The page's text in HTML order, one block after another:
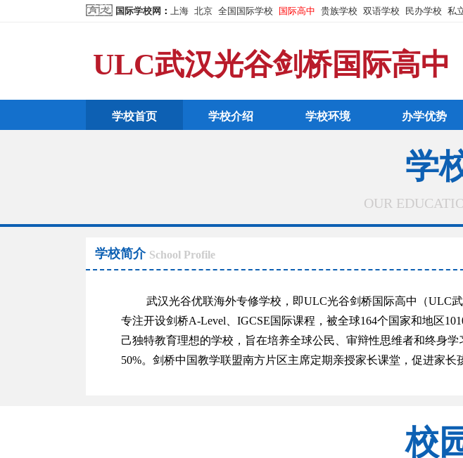
国际学校网 ： 上海 北京 全国国际学校 国际高中 贵族学校 双语学校 民办学校 私
ULC武汉光谷剑桥国际高中
学校首页 学校介绍 学校环境 办学优势
学
OUR
学校简介 School Profile
武汉光谷优联海外专修学校，即ULC光谷剑桥国际高中（ULC武
专注开设剑桥A-Level、IGCSE国际课程，被全球164个国家和地区
己独特教育理想的学校，旨在培养全球公民、审辩性思维者和终身
50%。剑桥中国教学联盟南方片区主席定期亲授家长课堂，促进家
校